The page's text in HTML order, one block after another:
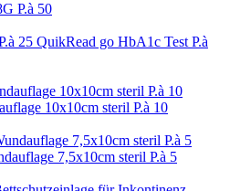
P.à 50
QuikRead go HbA1c Test P.à
10x10cm steril P.à 10
7,5x10cm steril P.à 5